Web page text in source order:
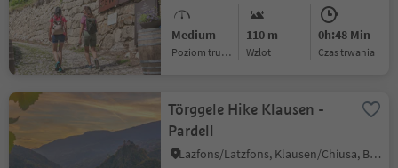
Medium
Poziom trudności
110 m
Wzlot
0h:48 Min
czas trwania
Törggele Hike Klausen -
Pardell
Lazfons/Latzfons, Klausen/Chiusa, Brixen/Bressanone and environs